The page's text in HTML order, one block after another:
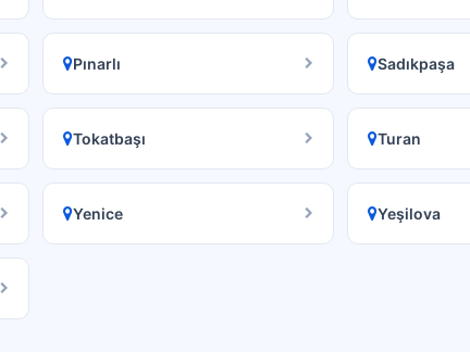
Pınarlı Sadıkpaşa
Tokatbaşı Turan
Yenice Yeşilova